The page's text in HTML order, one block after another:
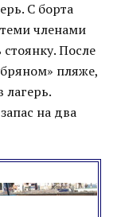
С борта
членами
После
пляже,
на два